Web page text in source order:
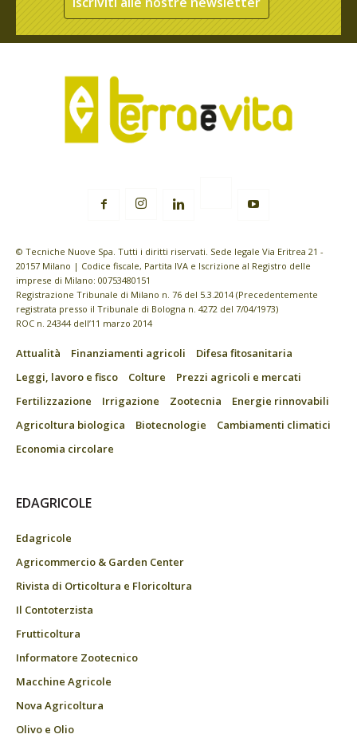
© Tecniche Nuove Spa. Tutti i diritti riservati. Sede legale Via Eritrea 21 -
20157 Milano | Codice fiscale, Partita IVA e Iscrizione al Registro delle
imprese di Milano: 00753480151
Registrazione Tribunale di Milano n. 76 del 5.3.2014 (Precedentemente
registrata presso il Tribunale di Bologna n. 4272 del 7/04/1973)
ROC n. 24344 dell’11 marzo 2014
Attualità Finanziamenti agricoli
Difesa fitosanitaria
Leggi, lavoro e fisco
Colture
Prezzi agricoli e mercati
Fertilizzazione
Irrigazione Zootecnia
Energie rinnovabili
Agricoltura biologica
Biotecnologie
Cambiamenti climatici
Economia circolare
EDAGRICOLE
Edagricole
Agricommercio & Garden Center
Rivista di Orticoltura e Floricoltura
Il Contoterzista
Frutticoltura
Informatore Zootecnico
Macchine Agricole
Nova Agricoltura
Olivo e Olio